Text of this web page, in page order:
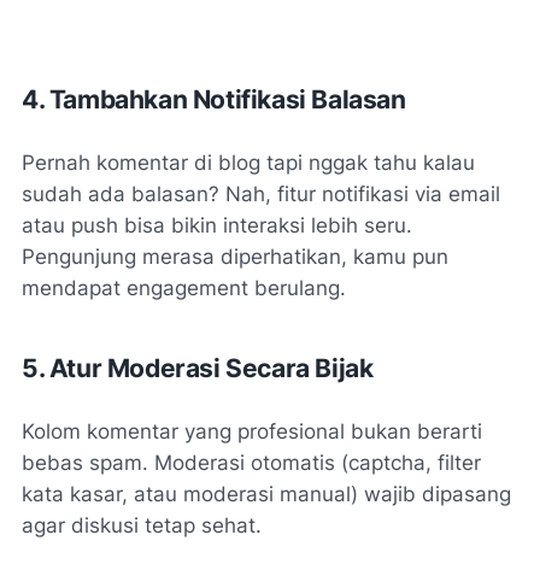
4. Tambahkan Notifikasi Balasan
Pernah komentar di blog tapi nggak tahu kalau
sudah ada balasan? Nah, fitur notifikasi via email
atau push bisa bikin interaksi lebih seru.
Pengunjung merasa diperhatikan, kamu pun
mendapat engagement berulang.
5. Atur Moderasi Secara Bijak
Kolom komentar yang profesional bukan berarti
bebas spam. Moderasi otomatis (captcha, filter
kata kasar, atau moderasi manual) wajib dipasang
agar diskusi tetap sehat.